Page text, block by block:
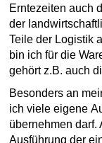
Erntezeiten auch
der
Teile der Logistik
bin ich für die
gehört z.B. auch
Besonders an
ich viele eigene
übernehmen darf.
Ausführung der